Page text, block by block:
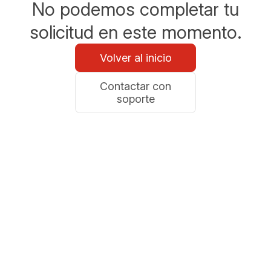
No podemos completar tu
solicitud en este momento.
Volver al inicio
Contactar con
soporte